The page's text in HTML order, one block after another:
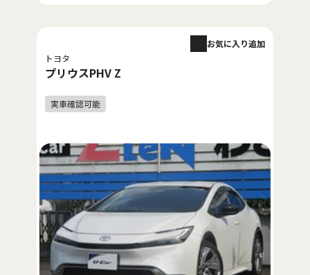
トヨタ
プリウスPHV Z
お気に入り追加